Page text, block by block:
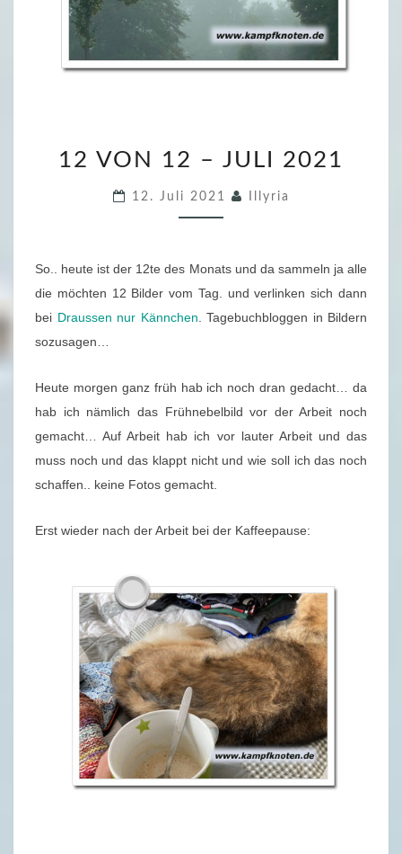
2
V
O
2
–
L
I
2
0
2
12 VON 12 – JULI 2021
12. Juli 2021 Illyria
So.. heute ist der 12te des Monats und da sammeln ja alle
die möchten 12 Bilder vom Tag. und verlinken sich dann
bei Draussen nur Kännchen . Tagebuchbloggen in Bildern
sozusagen…
Heute morgen ganz früh hab ich noch dran gedacht… da
hab ich nämlich das Frühnebelbild vor der Arbeit noch
gemacht… Auf Arbeit hab ich vor lauter Arbeit und das
muss noch und das klappt nicht und wie soll ich das noch
schaffen.. keine Fotos gemacht.
Erst wieder nach der Arbeit bei der Kaffeepause: